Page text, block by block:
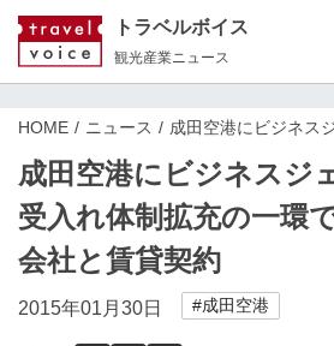
トラベルボイス
観光産業ニュース
HOME ニュース 成田空港にビジネス
成田空港にビジネスジ
受入れ体制拡充の一環
会社と賃貸契約
2015年01月30日 #成田空港